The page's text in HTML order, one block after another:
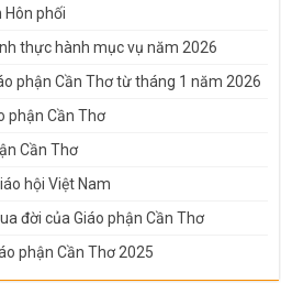
Hôn phối
thực hành mục vụ năm 2026
phận Cần Thơ từ tháng 1 năm 2026
phận Cần Thơ
Cần Thơ
hội Việt Nam
đời của Giáo phận Cần Thơ
phận Cần Thơ 2025